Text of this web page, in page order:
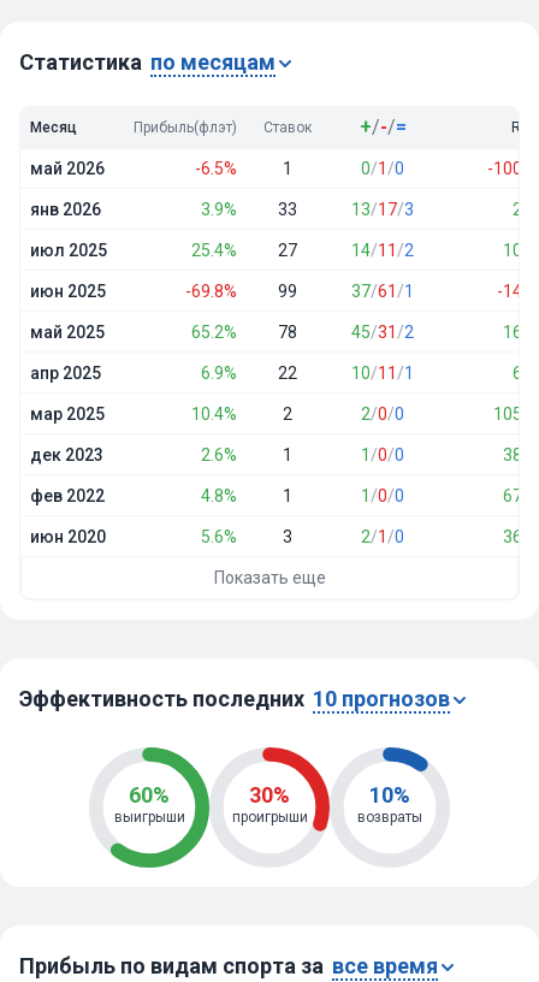
Проигрыши
Статистика по месяцам
Месяц Прибыль(флэт) Ставок +/-/= ROI
май 2026 -6.5% 1 0/1 /0 -100.0
янв 2026 3.9% 33 13/17/3 2.4
июл 2025 25.4% 27 14/11 /2 10.5
июн 2025 -69.8% 99 37/61 /1 -14.1
май 2025 65.2% 78 45/31 /2 16.7
апр 2025 6.9% 22 10/11 /1 6.3
мар 2025 10.4% 2 2/0/0 105.0
дек 2023 2.6% 1 1 /0/0 38.0
фев 2022 4.8% 1 1 /0/0 67.0
июн 2020 5.6% 3 2/1 /0 36.8
Показать еще
Эффективность последних 10 прогнозов
60%
выигрыши
30%
проигрыши
10%
возвраты
Прибыль по видам спорта за все время